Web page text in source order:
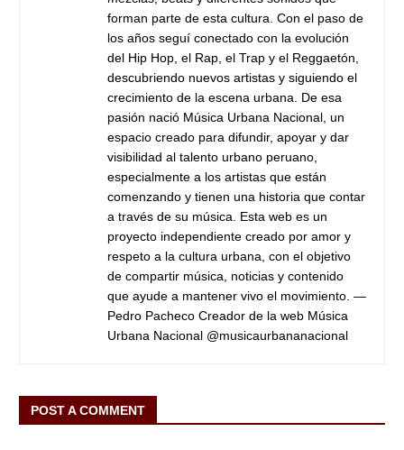
forman parte de esta cultura. Con el paso de
los años seguí conectado con la evolución
del Hip Hop, el Rap, el Trap y el Reggaetón,
descubriendo nuevos artistas y siguiendo el
crecimiento de la escena urbana. De esa
pasión nació Música Urbana Nacional, un
espacio creado para difundir, apoyar y dar
visibilidad al talento urbano peruano,
especialmente a los artistas que están
comenzando y tienen una historia que contar
a través de su música. Esta web es un
proyecto independiente creado por amor y
respeto a la cultura urbana, con el objetivo
de compartir música, noticias y contenido
que ayude a mantener vivo el movimiento. —
Pedro Pacheco Creador de la web Música
Urbana Nacional @musicaurbananacional
POST A COMMENT